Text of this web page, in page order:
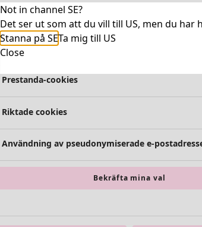
Not in channel SE?
Det ser ut som att du vill till US, men du har
Stanna på SETa mig till US
Close
Absolut nödvändiga cookies
Funktionella cookies
Prestanda-cookies
Riktade cookies
Användning av pseudonymiserade e-
Bekräfta mina val